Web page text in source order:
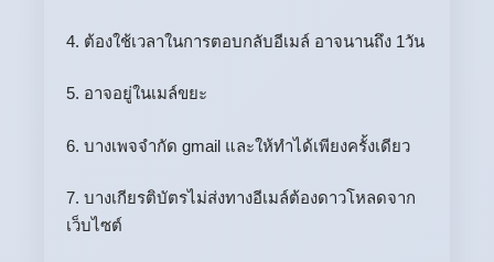
4. ต้องใช้เวลาในการตอบกลับอีเมล์ อาจนานถึง 1วัน
5. อาจอยู่ในเมล์ขยะ
6. บางเพจจำกัด gmail และให้ทำได้เพียงครั้งเดียว
7. บางเกียรติบัตรไม่ส่งทางอีเมล์ต้องดาวโหลดจาก
เว็บไซต์